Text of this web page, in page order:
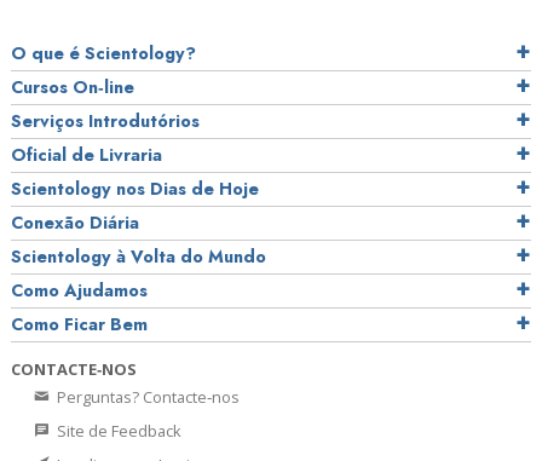
O que é Scientology?
Cursos On‑line
Serviços Introdutórios
Oficial de Livraria
Scientology nos Dias de Hoje
Conexão Diária
Scientology à Volta do Mundo
Como Ajudamos
Como Ficar Bem
CONTACTE‑NOS
Perguntas? Contacte‑nos
Site de Feedback